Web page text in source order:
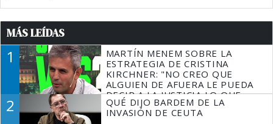
MÁS LEÍDAS
1
MARTÍN MENEM SOBRE LA
ESTRATEGIA DE CRISTINA
KIRCHNER: "NO CREO QUE
ALGUIEN DE AFUERA LE PUEDA
DECIR A LA JUSTICIA LO QUE
TIENE QUE HACER"
2
QUÉ DIJO BARDEM DE LA
INVASIÓN DE CEUTA